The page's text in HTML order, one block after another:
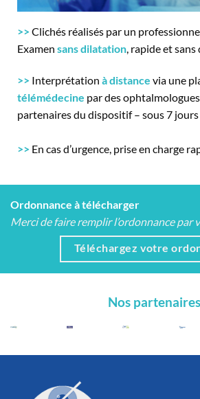
>>Clichés réalisés par un
Examen sans dilatation, rapide et
>> Interprétation à distance via une
télémédecine par des
partenaires du dispositif – sous 7 jours
>> En cas d’urgence, prise en charge
Ordonnance à télécharger
Merci de faire remplir l’ordonnance par
Téléchargez votre
Nos partenaires